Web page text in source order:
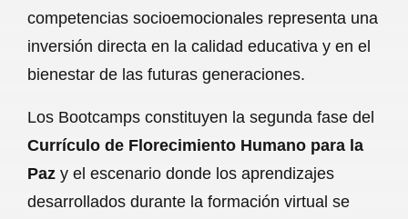
competencias socioemocionales representa una
inversión directa en la calidad educativa y en el
bienestar de las futuras generaciones.
Los Bootcamps constituyen la segunda fase del
Currículo de Florecimiento Humano para la
Paz y el escenario donde los aprendizajes
desarrollados durante la formación virtual se